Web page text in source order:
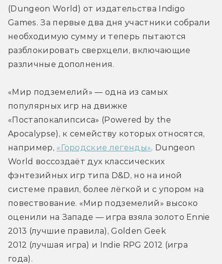
(Dungeon World) от издательства Indigo
Games. За первые два дня участники собрали
необходимую сумму и теперь пытаются
разблокировать сверхцели, включающие
различные дополнения.
«Мир подземелий» — одна из самых
популярных игр на движке
«Постапокалипсиса» (Powered by the
Apocalypse), к семейству которых относятся,
например, «Городские легенды». Dungeon
World воссоздаёт дух классических
фэнтезийных игр типа D&D, но на иной
системе правил, более лёгкой и с упором на
повествование. «Мир подземелий» высоко
оценили на Западе — игра взяла золото Ennie
2013 (лучшие правила), Golden Geek
2012 (лучшая игра) и Indie RPG 2012 (игра
года).